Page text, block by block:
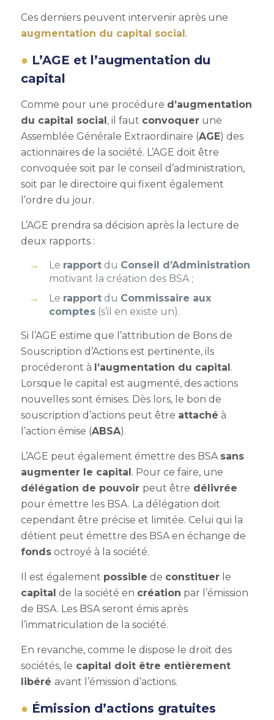
Ces derniers peuvent intervenir après une
augmentation du capital social.
L’AGE et l’augmentation du
capital
Comme pour une procédure d’augmentation
du capital social, il faut convoquerune
Assemblée Générale Extraordinaire (AGE) des
actionnaires de la société. L’AGE doit être
convoquée soit par le conseil d’administration,
soit par le directoire qui fixent également
l’ordre du jour.
L’AGE prendra sa décision après la lecture de
deux rapports :
Le rapportdu Conseil d’Administration
motivant la création des BSA ;
Le rapportdu Commissaire aux
comptes(s’il en existe un).
Si l’AGE estime que l’attribution de Bons de
Souscription d’Actionsest pertinente, ils
procéderont à l’augmentation du capital.
Lorsque le capital est augmenté, des actions
nouvelles sont émises. Dès lors, le bon de
souscription d’actions peut être attaché à
l’action émise (ABSA).
L’AGE peut également émettre des BSA sans
augmenter le capital. Pour ce faire, une
délégation de pouvoir peut être délivrée
pour émettre les BSA. La délégation doit
cependant être précise et limitée. Celui qui la
détient peut émettre des BSA en échange de
fondsoctroyé à la société.
Il est également possible de constituerle
capital de la société en création par l’émission
de BSA. Les BSA seront émis après
l’immatriculation de la société.
En revanche, comme le dispose le droit des
sociétés, le capital doit être entièrement
libéré avant l’émission d’actions.
Émission d’actions gratuites